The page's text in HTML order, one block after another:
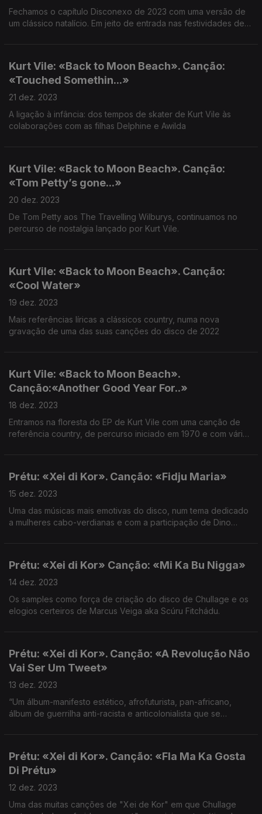
Fechamos o capítulo Disconexo de 2023 com uma versão de
um clássico natalício. Em jeito de entrada nas festividades de
Kurt Vile: «Back to Moon Beach». Canção:
«Touched Somethin...»
21 dez. 2023
A ligação à infância: dos tempos de skater de Kurt Vile às
colaborações com as filhas Delphine e Awilda
Kurt Vile: «Back to Moon Beach». Canção:
«Tom Petty’s gone...»
20 dez. 2023
De Tom Petty aos The Travelling Wilburys, continuamos no
percurso de nostalgia lançado por Kurt Vile.
Kurt Vile: «Back to Moon Beach». Canção:
«Cool Water»
19 dez. 2023
Mais referências líricas a clássicos country, numa nova
gravação de uma das suas canções do disco de 2022
Kurt Vile: «Back to Moon Beach».
Canção:«Another Good Year For..»
18 dez. 2023
Entramos na floresta do EP de Kurt Vile com uma canção de
referência country, de percurso iniciado em 1970 e com vários
Prétu: «Xei di Kor». Canção: «Fidju Maria»
15 dez. 2023
Uma das músicas mais emotivas do disco, num tema dedicado
a mulheres cabo-verdianas e com a participação de Dino
Prétu: «Xei di Kor» Canção: «Mi Ka Bu Nigga»
14 dez. 2023
Os samples como força de criação do disco de Chullage e os
elogios certeiros de Marcus Veiga aka Scúru Fitchádu.
Prétu: «Xei di Kor». Canção: «A Revolução Não
Vai Ser Um Tweet»
13 dez. 2023
“Um álbum-manifesto estético, afrofuturista, pan-africano,
álbum de guerrilha anti-racista e anticolonialista que se
Prétu: «Xei di Kor». Canção: «Fla Ma Ka Gosta
Di Prétu»
12 dez. 2023
Uma das muitas canções de "Xei de Kor" em que Chullage